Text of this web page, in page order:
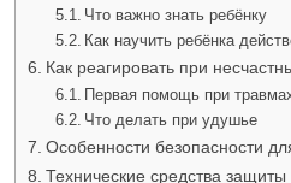
Что важно знать ребёнку
Как научить ребёнка
Как реагировать при
Первая помощь при
Что делать при удушье
Особенности безопасности
Технические средства защиты